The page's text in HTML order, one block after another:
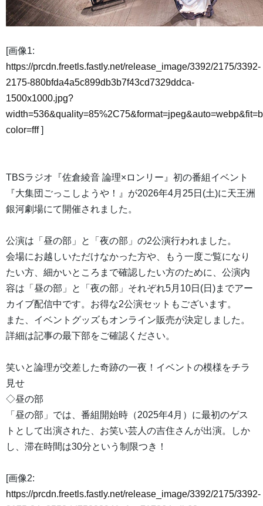
[画像1:
https://prcdn.freetls.fastly.net/release_image/3392/2175/3392-
2175-880bfda4a5c899db3b7f43cd7329ddca-
1500x1000.jpg?
color=fff]
TBSラジオ『佐倉綾音 論理×ロンリー』初の番組イベント
『大集団ごっこしようや！』が2026年4月25日(土)に天王洲
銀河劇場にて開催されました。
公演は「昼の部」と「夜の部」の2公演行われました。
会場にお越しいただけなかった方や、もう一度ご覧になり
たい方、細かいところまで確認したい方のために、公演内
容は「昼の部」と「夜の部」それぞれ5月10日(日)までアー
カイブ配信中です。お得な2公演セットもございます。
また、イベントグッズもオンライン販売が決定しました。
詳細は記事の最下部をご確認ください。
笑いと論理が交差した奇跡の一夜！イベントの模様をチラ
見せ
◇昼の部
「昼の部」では、番組開始時（2025年4月）に最初のゲス
トとして出演された、お笑い芸人の吉住さんが出演。しか
し、滞在時間は30分という制限つき！
[画像2:
https://prcdn.freetls.fastly.net/release_image/3392/2175/3392-